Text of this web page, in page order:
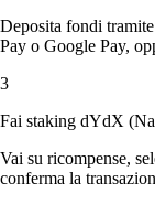
Deposita fondi
Pay o Google Pay,
3
Fai staking dYdX
Vai su ricompense,
conferma la